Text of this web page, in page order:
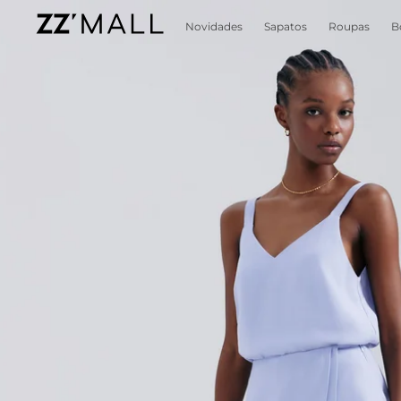
Novidades Sapatos Roupas